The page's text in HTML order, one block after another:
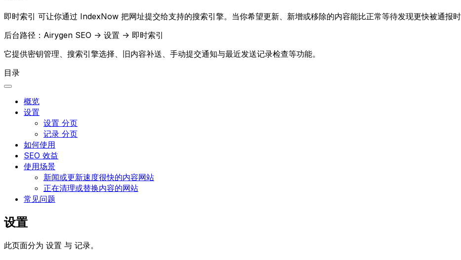
即时索引 可让你通过 IndexNow 把网址提交给支持的搜索引擎。当你希望更新、新增或移除的内容能比正常等待发现更快被通报时
后台路径： Airygen SEO -> 设置 -> 即时索引
它提供密钥管理、搜索引擎选择、旧内容补送、手动提交通知与最近发送记录检查等功能。
目录
概览
设置
设置 分页
记录 分页
如何使用
SEO 效益
使用场景
新闻或更新速度很快的内容网站
正在清理或替换内容的网站
常见问题
设置
此页面分为 设置 与 记录。